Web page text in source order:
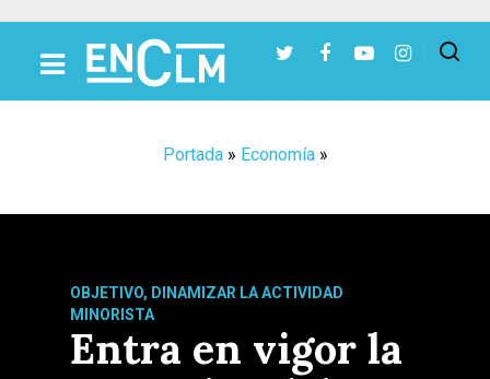
Portada» Economía»
OBJETIVO, DINAMIZAR LA ACTIVIDAD
MINORISTA
Entra en vigor la